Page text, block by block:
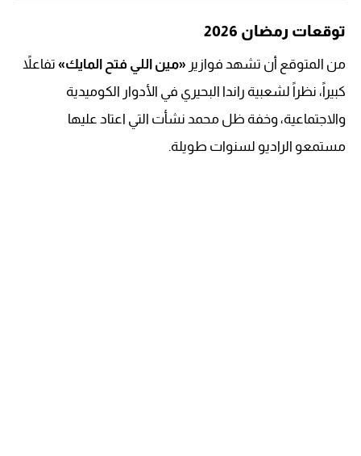
توقعات رمضان 2026
من المتوقع أن تشهد فوازير «مين اللي فتح المايك»تفاعلاً
كبيراً، نظراً لشعبية راندا البحيري في الأدوار الكوميدية
والاجتماعية، وخفة ظل محمد نشأت التي اعتاد عليها
مستمعو الراديو لسنوات طويلة.